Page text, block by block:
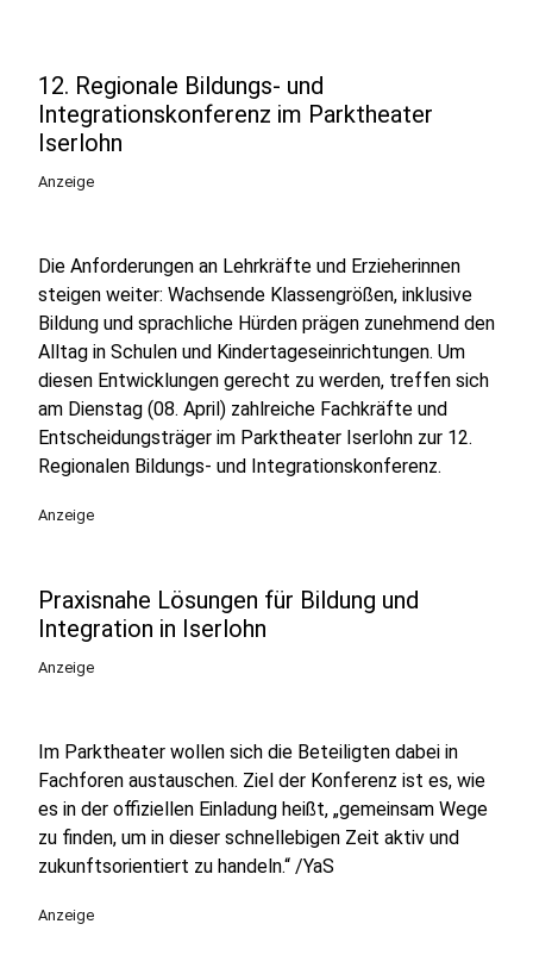
12. Regionale Bildungs- und
Integrationskonferenz im Parktheater
Iserlohn
Anzeige
Die Anforderungen an Lehrkräfte und Erzieherinnen
steigen weiter: Wachsende Klassengrößen, inklusive
Bildung und sprachliche Hürden prägen zunehmend den
Alltag in Schulen und Kindertageseinrichtungen. Um
diesen Entwicklungen gerecht zu werden, treffen sich
am Dienstag (08. April) zahlreiche Fachkräfte und
Entscheidungsträger im Parktheater Iserlohn zur 12.
Regionalen Bildungs- und Integrationskonferenz.
Anzeige
Praxisnahe Lösungen für Bildung und
Integration in Iserlohn
Anzeige
Im Parktheater wollen sich die Beteiligten dabei in
Fachforen austauschen. Ziel der Konferenz ist es, wie
es in der offiziellen Einladung heißt, „gemeinsam Wege
zu finden, um in dieser schnellebigen Zeit aktiv und
zukunftsorientiert zu handeln.“ /YaS
Anzeige